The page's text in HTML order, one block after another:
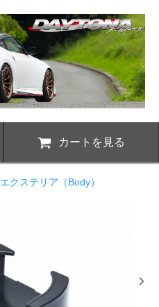
カートを見る
エクステリア（Body）